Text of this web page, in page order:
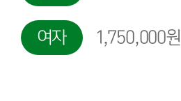
여자 1,750,000원